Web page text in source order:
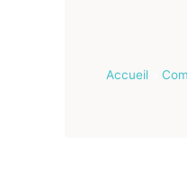
Accueil»